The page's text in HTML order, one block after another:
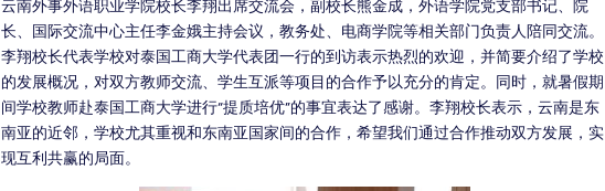
云南外事外语职业学院校长李翔出席交流会，副校长熊金成，外语学院党支部书记、院
长、国际交流中心主任李金娥主持会议，教务处、电商学院等相关部门负责人陪同交流。
李翔校长代表学校对泰国工商大学代表团一行的到访表示热烈的欢迎，并简要介绍了学校
的发展概况，对双方教师交流、学生互派等项目的合作予以充分的肯定。同时，就暑假期
间学校教师赴泰国工商大学进行“提质培优”的事宜表达了感谢。李翔校长表示，云南是东
南亚的近邻，学校尤其重视和东南亚国家间的合作，希望我们通过合作推动双方发展，实
现互利共赢的局面。